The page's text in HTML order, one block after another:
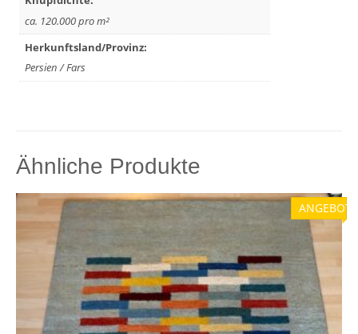
ca. 120.000 pro m²
Herkunftsland/Provinz:
Persien / Fars
Ähnliche Produkte
ANGEBOT!